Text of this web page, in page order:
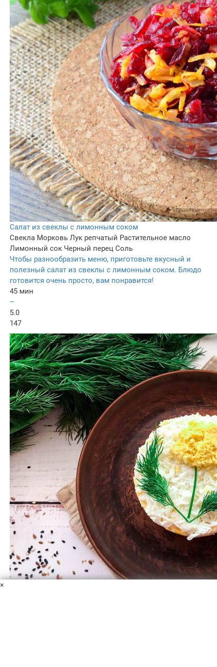
Салат из свеклы с лимонным соком
Свекла Морковь Лук репчатый Растительное масло
Лимонный сок Черный перец Соль
Чтобы разнообразить меню, приготовьте вкусный и
полезный салат из свеклы с лимонным соком. Блюдо
готовится очень просто, вам понравится!
45 мин
–
5.0
147
×